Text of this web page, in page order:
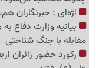
اژه‌ای : خبرنگاران
بیانیه وزارت دفاع
مقابله با جنگ شناختی